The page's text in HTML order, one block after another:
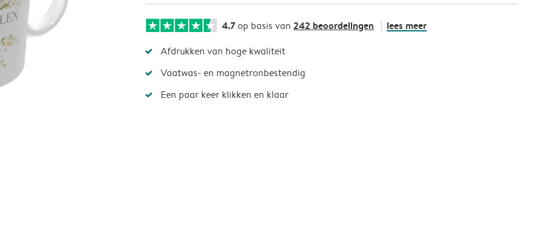
4.7op basis van 242 beoordelingen lees meer
Afdrukken van hoge kwaliteit
Vaatwas- en magnetronbestendig
Een paar keer klikken en klaar